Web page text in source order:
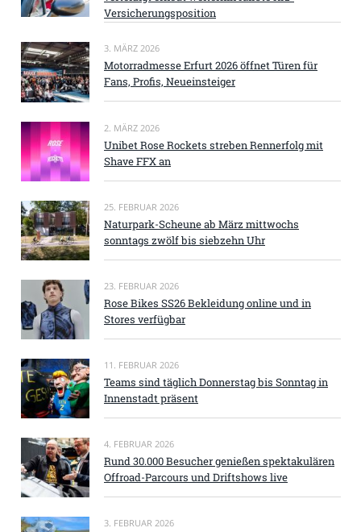
Versicherungsposition
3. MÄRZ 2026
Motorradmesse Erfurt 2026 öffnet Türen für
Fans, Profis, Neueinsteiger
2. MÄRZ 2026
Unibet Rose Rockets streben Rennerfolg mit
Shave FFX an
25. FEBRUAR 2026
Naturpark-Scheune ab März mittwochs
sonntags zwölf bis siebzehn Uhr
23. FEBRUAR 2026
Rose Bikes SS26 Bekleidung online und in
Stores verfügbar
11. FEBRUAR 2026
Teams sind täglich Donnerstag bis Sonntag in
Innenstadt präsent
4. FEBRUAR 2026
Rund 30.000 Besucher genießen spektakulären
Offroad-Parcours und Driftshows live
3. FEBRUAR 2026